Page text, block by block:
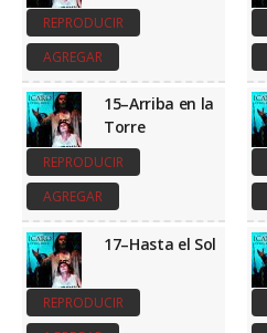
REPRODUCIR
AGREGAR
15–Arriba en la
Torre
REPRODUCIR
AGREGAR
17–Hasta el Sol
REPRODUCIR